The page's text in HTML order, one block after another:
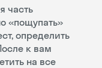
часть
«пощупать»
определить
к вам
на все